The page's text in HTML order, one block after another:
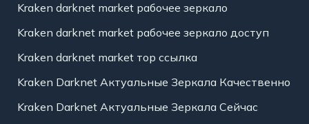
Kraken darknet market рабочее зеркало
Kraken darknet market рабочее зеркало доступ
Kraken darknet market тор ссылка
Kraken Darknet Актуальные Зеркала Качественно
Kraken Darknet Актуальные Зеркала Сейчас